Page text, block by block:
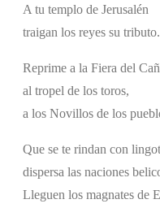
A tu templo de Jerusalén
traigan los reyes su tributo.
Reprime a la Fiera del
al tropel de los toros,
a los Novillos de los
Que se te rindan con
dispersa las naciones
Lleguen los magnates de